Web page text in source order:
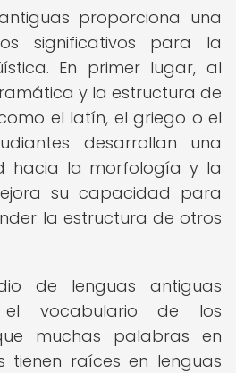
proporciona una
significativos para la
En primer lugar, al
y la estructura de
el latín, el griego o el
desarrollan una
hacia la morfología y la
su capacidad para
la estructura de otros
de lenguas antiguas
vocabulario de los
muchas palabras en
tienen raíces en lenguas